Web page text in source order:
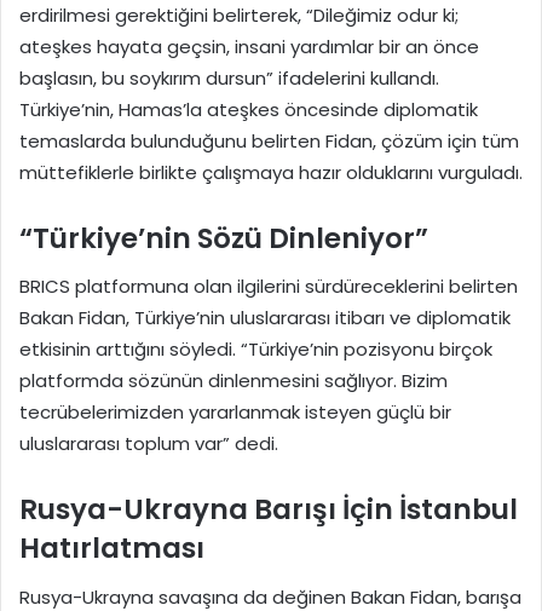
erdirilmesi gerektiğini belirterek, “Dileğimiz odur ki;
ateşkes hayata geçsin, insani yardımlar bir an önce
başlasın, bu soykırım dursun” ifadelerini kullandı.
Türkiye’nin, Hamas’la ateşkes öncesinde diplomatik
temaslarda bulunduğunu belirten Fidan, çözüm için tüm
müttefiklerle birlikte çalışmaya hazır olduklarını vurguladı.
“Türkiye’nin Sözü Dinleniyor”
BRICS platformuna olan ilgilerini sürdüreceklerini belirten
Bakan Fidan, Türkiye’nin uluslararası itibarı ve diplomatik
etkisinin arttığını söyledi. “Türkiye’nin pozisyonu birçok
platformda sözünün dinlenmesini sağlıyor. Bizim
tecrübelerimizden yararlanmak isteyen güçlü bir
uluslararası toplum var” dedi.
Rusya-Ukrayna Barışı İçin İstanbul
Hatırlatması
Rusya-Ukrayna savaşına da değinen Bakan Fidan, barışa